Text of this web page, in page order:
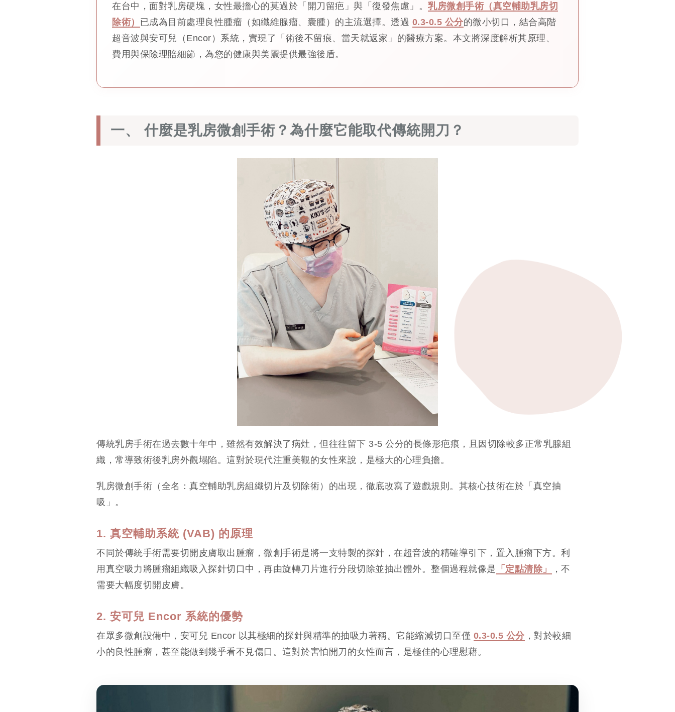
在台中，面對乳房硬塊，女性最擔心的莫過於「開刀留疤」與「復發焦慮」。 乳房微創手術（真空輔助乳房切
除術） 已成為目前處理良性腫瘤（如纖維腺瘤、囊腫）的主流選擇。透過 0.3-0.5 公分的微小切口，結合高階
超音波與安可兒（Encor）系統，實現了「術後不留痕、當天就返家」的醫療方案。本文將深度解析其原理、
費用與保險理賠細節，為您的健康與美麗提供最強後盾。
一、 什麼是乳房微創手術？為什麼它能取代傳統開刀？
傳統乳房手術在過去數十年中，雖然有效解決了病灶，但往往留下 3-5 公分的長條形疤痕，且因切除較多正常乳腺組
織，常導致術後乳房外觀塌陷。這對於現代注重美觀的女性來說，是極大的心理負擔。
乳房微創手術（全名：真空輔助乳房組織切片及切除術）的出現，徹底改寫了遊戲規則。其核心技術在於「真空抽
吸」。
1. 真空輔助系統 (VAB) 的原理
不同於傳統手術需要切開皮膚取出腫瘤，微創手術是將一支特製的探針，在超音波的精確導引下，置入腫瘤下方。利
用真空吸力將腫瘤組織吸入探針切口中，再由旋轉刀片進行分段切除並抽出體外。整個過程就像是 「定點清除」
，不
需要大幅度切開皮膚。
2. 安可兒 Encor 系統的優勢
在眾多微創設備中，安可兒 Encor 以其極細的探針與精準的抽吸力著稱。它能縮減切口至僅 0.3-0.5 公分，對於較細
小的良性腫瘤，甚至能做到幾乎看不見傷口。這對於害怕開刀的女性而言，是極佳的心理慰藉。